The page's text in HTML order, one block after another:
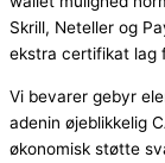
Skrill, Neteller og
ekstra certifikat lag
Vi bevarer gebyr
adenin øjeblikkelig
økonomisk støtte